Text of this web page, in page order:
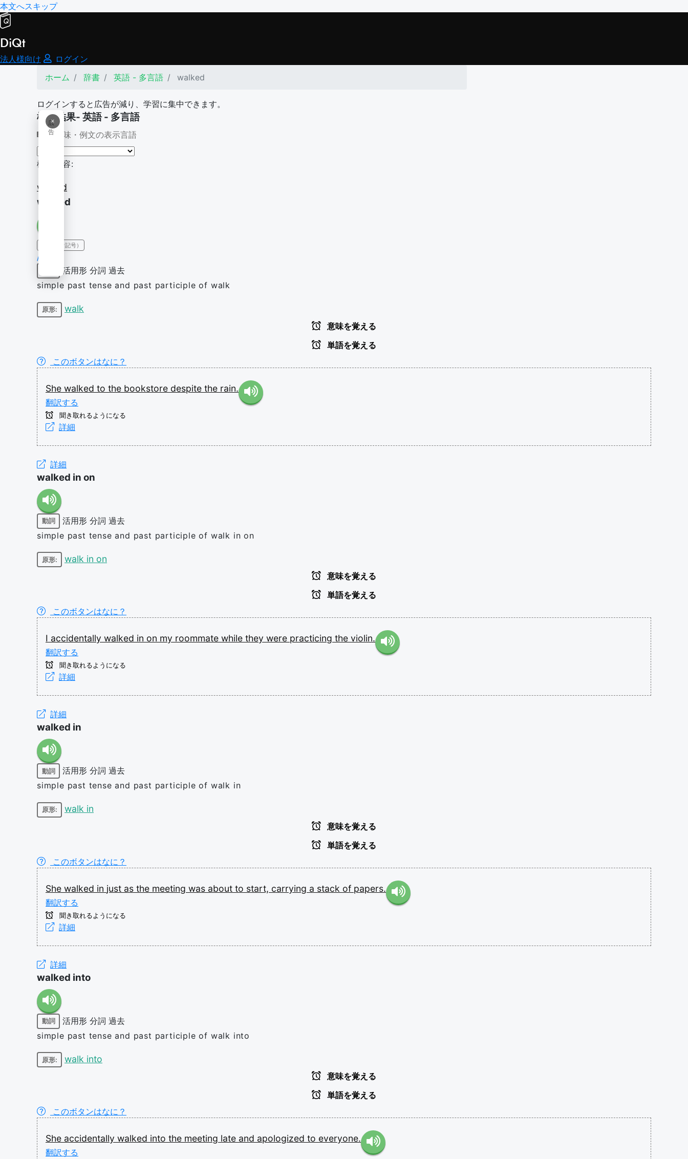
本文へスキップ
DiQt
法人様向け
ログイン
ホーム
辞書 英語 - 多言語 walked
ログインすると広告が減り、学習に集中できます。
×
広
告
検索結果- 英語 - 多言語
意味・例文の表示言語
検索内容:
walked
walked
IPA（発音記号）
/wɔːkt/
活用形 分詞 過去
simple past tense and past participle of walk
原形: walk
意味を覚える
単語を覚える
このボタンはなに？
She walked to the bookstore despite the rain.
翻訳する
聞き取れるようになる
詳細
詳細
walked in on
動詞 活用形 分詞 過去
simple past tense and past participle of walk in on
原形: walk in on
意味を覚える
単語を覚える
このボタンはなに？
I accidentally walked in on my roommate while they were practicing the violin.
翻訳する
聞き取れるようになる
詳細
詳細
walked in
動詞 活用形 分詞 過去
simple past tense and past participle of walk in
原形: walk in
意味を覚える
単語を覚える
このボタンはなに？
She walked in just as the meeting was about to start, carrying a stack of papers.
翻訳する
聞き取れるようになる
詳細
詳細
walked into
動詞 活用形 分詞 過去
simple past tense and past participle of walk into
原形: walk into
意味を覚える
単語を覚える
このボタンはなに？
She accidentally walked into the meeting late and apologized to everyone.
翻訳する